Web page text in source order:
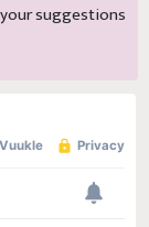
suggestions